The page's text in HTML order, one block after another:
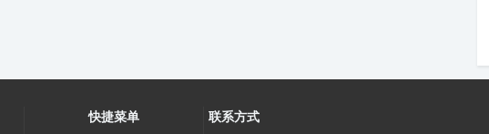
快捷菜单 联系方式